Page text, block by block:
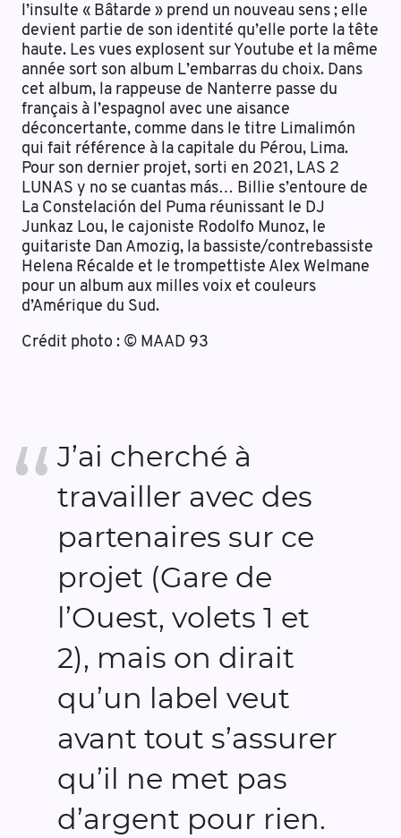
l’insulte « Bâtarde » prend un nouveau sens ; elle
devient partie de son identité qu’elle porte la tête
haute. Les vues explosent sur Youtube et la même
année sort son album L’embarras du choix. Dans
cet album, la rappeuse de Nanterre passe du
français à l’espagnol avec une aisance
déconcertante, comme dans le titre Limalimón
qui fait référence à la capitale du Pérou, Lima.
Pour son dernier projet, sorti en 2021, LAS 2
LUNAS y no se cuantas más… Billie s’entoure de
La Constelación del Puma réunissant le DJ
Junkaz Lou, le cajoniste Rodolfo Munoz, le
guitariste Dan Amozig, la bassiste/contrebassiste
Helena Récalde et le trompettiste Alex Welmane
pour un album aux milles voix et couleurs
d’Amérique du Sud.
Crédit photo : © MAAD 93
J’ai cherché à
travailler avec des
partenaires sur ce
projet (Gare de
l’Ouest, volets 1 et
2), mais on dirait
qu’un label veut
avant tout s’assurer
qu’il ne met pas
d’argent pour rien.